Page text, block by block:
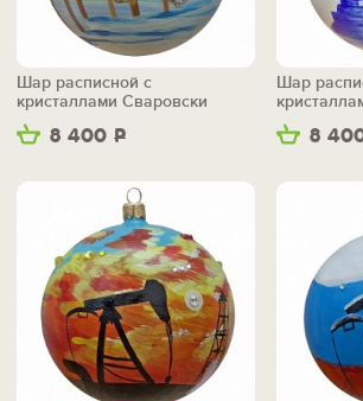
8 400 Р
Шар расписной с
кристаллами Сваровски
"Газопровод"
8
Шар
"Наша